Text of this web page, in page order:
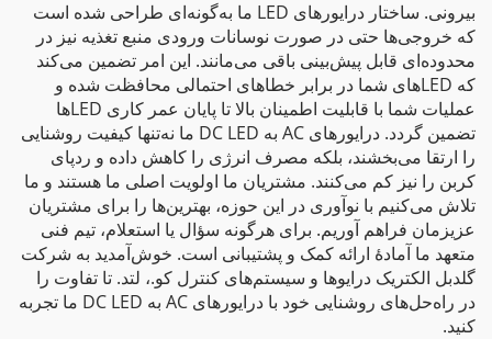
بیرونی. ساختار درایورهای LED ما به‌گونه‌ای طراحی شده است
که خروجی‌ها حتی در صورت نوسانات ورودی منبع تغذیه نیز در
محدوده‌ای قابل پیش‌بینی باقی می‌مانند. این امر تضمین می‌کند
که LEDهای شما در برابر خطاهای احتمالی محافظت شده و
عملیات شما با قابلیت اطمینان بالا تا پایان عمر کاری LEDها
تضمین گردد. درایورهای AC به DC LED ما نه‌تنها کیفیت روشنایی
را ارتقا می‌بخشند، بلکه مصرف انرژی را کاهش داده و ردپای
کربن را نیز کم می‌کنند. مشتریان ما اولویت اصلی ما هستند و ما
تلاش می‌کنیم با نوآوری در این حوزه، بهترین‌ها را برای مشتریان
عزیزمان فراهم آوریم. برای هرگونه سؤال یا استعلام، تیم فنی
متعهد ما آمادهٔ ارائه کمک و پشتیبانی است. خوش‌آمدید به شرکت
گلدبل الکتریک درایوها و سیستم‌های کنترل کو.، لتد. تا تفاوت را
در راه‌حل‌های روشنایی خود با درایورهای AC به DC LED ما تجربه
کنید.